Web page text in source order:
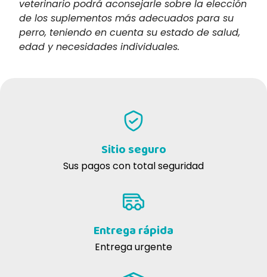
veterinario podrá aconsejarle sobre la elección
de los suplementos más adecuados para su
perro, teniendo en cuenta su estado de salud,
edad y necesidades individuales.
Sitio seguro
Sus pagos con total seguridad
Entrega rápida
Entrega urgente